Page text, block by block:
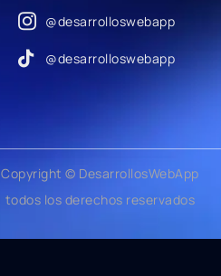
@desarrolloswebapp
@desarrolloswebapp
Copyright © DesarrollosWebApp
todos los derechos reservados